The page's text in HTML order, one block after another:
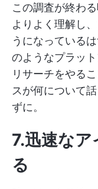
この調査が終わ
よりよく理解し
うになっている
のようなプラッ
リサーチをやる
スが何について
ずに。
7.迅速な
る